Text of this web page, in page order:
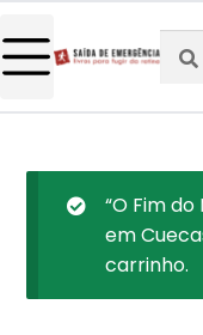
por:
“O Fim
em
carrinho.